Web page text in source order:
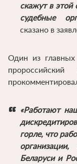
скажут в этой
судебные
сказано в
Один из главных
«Работают
горле, что
Беларуси и